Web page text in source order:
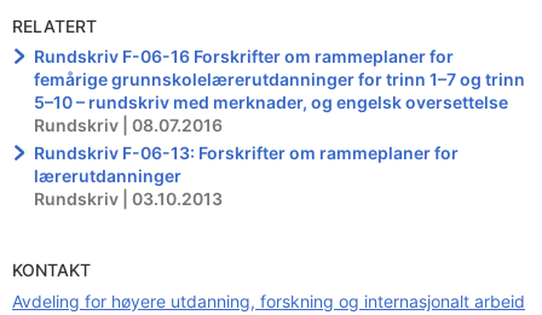
RELATERT
Rundskriv F-06-16 Forskrifter om rammeplaner for
femårige grunnskolelærerutdanninger for trinn 1–7 og trinn
5–10 – rundskriv med merknader, og engelsk oversettelse
Rundskriv | 08.07.2016
Rundskriv F-06-13: Forskrifter om rammeplaner for
lærerutdanninger
Rundskriv | 03.10.2013
KONTAKT
Avdeling for høyere utdanning, forskning og internasjonalt arbeid